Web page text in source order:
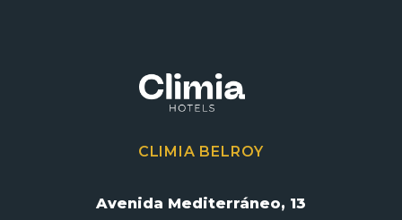
CLIMIA BELROY
Avenida Mediterráneo, 13